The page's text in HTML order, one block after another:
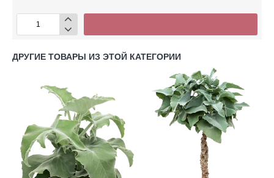
ДРУГИЕ ТОВАРЫ ИЗ ЭТОЙ КАТЕГОРИИ